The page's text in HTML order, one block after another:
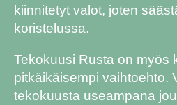
kiinnitetyt valot, joten
koristelussa.
Tekokuusi Rusta on myös
pitkäikäisempi vaihtoehto.
tekokuusta useampana